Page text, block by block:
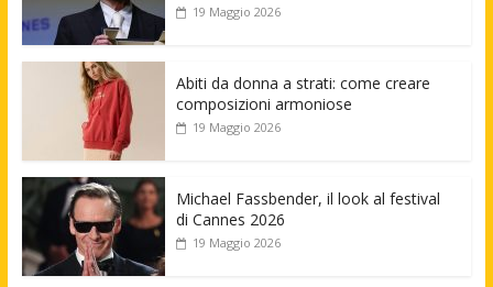
19 Maggio 2026
Abiti da donna a strati: come creare
composizioni armoniose
19 Maggio 2026
Michael Fassbender, il look al festival
di Cannes 2026
19 Maggio 2026